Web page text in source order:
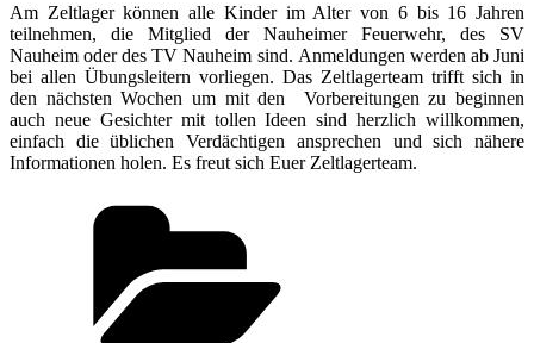
Am Zeltlager können alle Kinder im Alter von 6 bis 16 Jahren
teilnehmen, die Mitglied der Nauheimer Feuerwehr, des SV
Nauheim oder des TV Nauheim sind. Anmeldungen werden ab Juni
bei allen Übungsleitern vorliegen. Das Zeltlagerteam trifft sich in
den nächsten Wochen um mit den Vorbereitungen zu beginnen
auch neue Gesichter mit tollen Ideen sind herzlich willkommen,
einfach die üblichen Verdächtigen ansprechen und sich nähere
Informationen holen. Es freut sich Euer Zeltlagerteam.